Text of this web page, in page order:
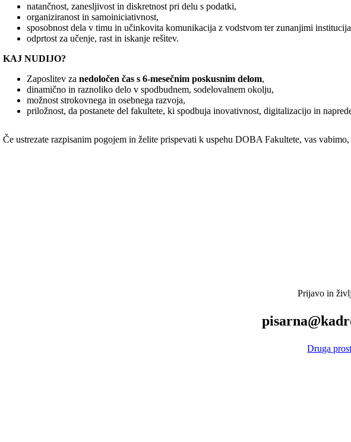
natančnost, zanesljivost in diskretnost pri delu s podatki,
organiziranost in samoiniciativnost,
sposobnost dela v timu in učinkovita komunikacija z vodstvom ter zunanjimi
odprtost za učenje, rast in iskanje rešitev.
KAJ NUDIJO?
Zaposlitev zanedoločen čas s 6-mesečnim poskusnim delom,
dinamično in raznoliko delo v spodbudnem, sodelovalnem okolju,
možnost strokovnega in osebnega razvoja,
priložnost, da postanete del fakultete, ki spodbuja inovativnost, digitalizacijo in
Če ustrezate razpisanim pogojem in želite prispevati k uspehu DOBA Fakultete, vas
Prijavo in
Druga